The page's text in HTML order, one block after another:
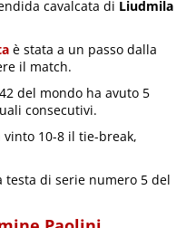
cavalcata di Liudmila
è stata a un passo dalla
il match.
del mondo ha avuto 5
consecutivi.
10-8 il tie-break,
testa di serie numero 5 del